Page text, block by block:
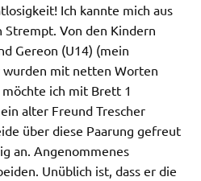
Ich kannte mich aus
Strempt. Von den Kindern
Gereon (U14) (mein
mit netten Worten
ich mit Brett 1
alter Freund Trescher
über diese Paarung gefreut
an. Angenommenes
Unüblich ist, dass er die